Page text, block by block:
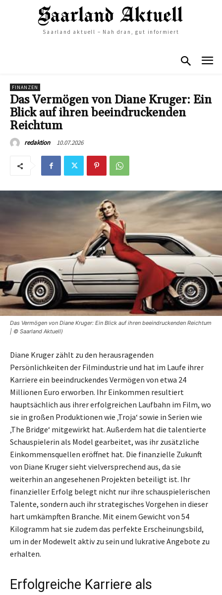
Saarland aktuell – Nah dran, gut informiert
FINANZEN
Das Vermögen von Diane Kruger: Ein
Blick auf ihren beeindruckenden
Reichtum
redaktion 10.07.2026
Das Vermögen von Diane Kruger: Ein Blick auf ihren beeindruckenden Reichtum
| © Saarland Aktuell)
Diane Kruger zählt zu den herausragenden
Persönlichkeiten der Filmindustrie und hat im Laufe ihrer
Karriere ein beeindruckendes Vermögen von etwa 24
Millionen Euro erworben. Ihr Einkommen resultiert
hauptsächlich aus ihrer erfolgreichen Laufbahn im Film, wo
sie in großen Produktionen wie ‚Troja‘ sowie in Serien wie
‚The Bridge‘ mitgewirkt hat. Außerdem hat die talentierte
Schauspielerin als Model gearbeitet, was ihr zusätzliche
Einkommensquellen eröffnet hat. Die finanzielle Zukunft
von Diane Kruger sieht vielversprechend aus, da sie
weiterhin an angesehenen Projekten beteiligt ist. Ihr
finanzieller Erfolg belegt nicht nur ihre schauspielerischen
Talente, sondern auch ihr strategisches Vorgehen in dieser
hart umkämpften Branche. Mit einem Gewicht von 54
Kilogramm hat sie zudem das perfekte Erscheinungsbild,
um in der Modewelt aktiv zu sein und lukrative Angebote zu
erhalten.
Erfolgreiche Karriere als